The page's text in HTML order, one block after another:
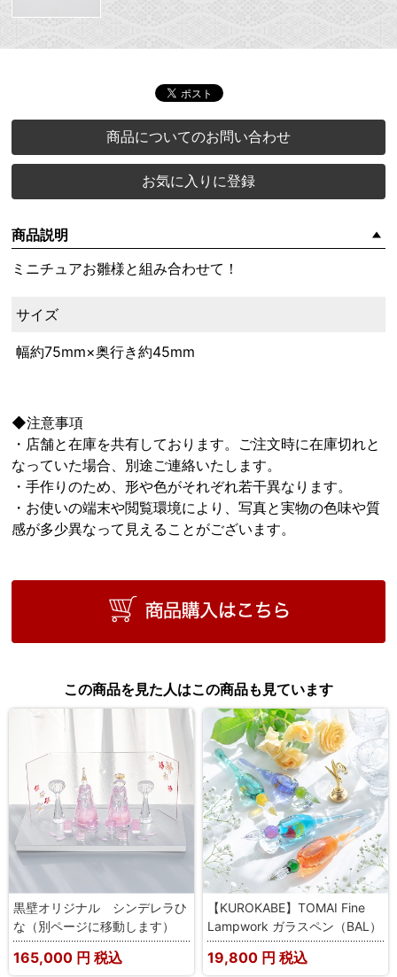
商品についてのお問い合わせ
お気に入りに登録
商品説明
ミニチュアお雛様と組み合わせて！
サイズ
幅約75mm×奥行き約45mm
◆注意事項
・店舗と在庫を共有しております。ご注文時に在庫切れと
なっていた場合、別途ご連絡いたします。
・手作りのため、形や色がそれぞれ若干異なります。
・お使いの端末や閲覧環境により、写真と実物の色味や質
感が多少異なって見えることがございます。
この商品を見た人はこの商品も見ています
黒壁オリジナル シンデレラひ
な（別ページに移動します）
165,000 円 税込
【KUROKABE】TOMAI Fine
Lampwork ガラスペン（BAL）
19,800 円 税込